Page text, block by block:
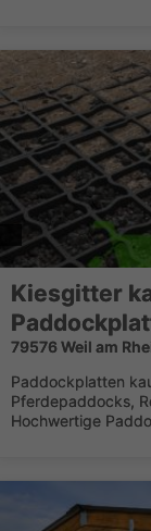
Kiesgitter
79576 Weil am
Paddockplatten
Pferdepaddocks,
Hochwertige